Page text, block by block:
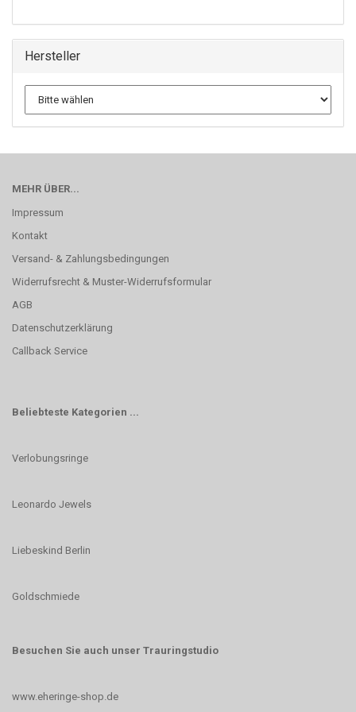
Hersteller
MEHR ÜBER...
Impressum
Kontakt
Versand- & Zahlungsbedingungen
Widerrufsrecht & Muster-Widerrufsformular
AGB
Datenschutzerklärung
Callback Service
Beliebteste Kategorien ...
Verlobungsringe
Leonardo Jewels
Liebeskind Berlin
Goldschmiede
Besuchen Sie auch unser Trauringstudio
www.eheringe-shop.de